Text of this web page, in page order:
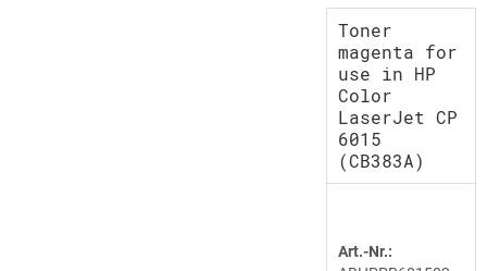
Toner
magenta for
use in HP
Color
LaserJet CP
6015
(CB383A)
Art.-Nr.: